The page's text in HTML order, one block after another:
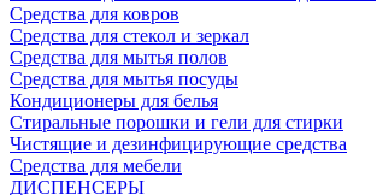
Средства для ковров
Средства для стекол и зеркал
Средства для мытья полов
Средства для мытья посуды
Кондиционеры для белья
Стиральные порошки и гели для стирки
Чистящие и дезинфицирующие средства
Средства для мебели
ДИСПЕНСЕРЫ